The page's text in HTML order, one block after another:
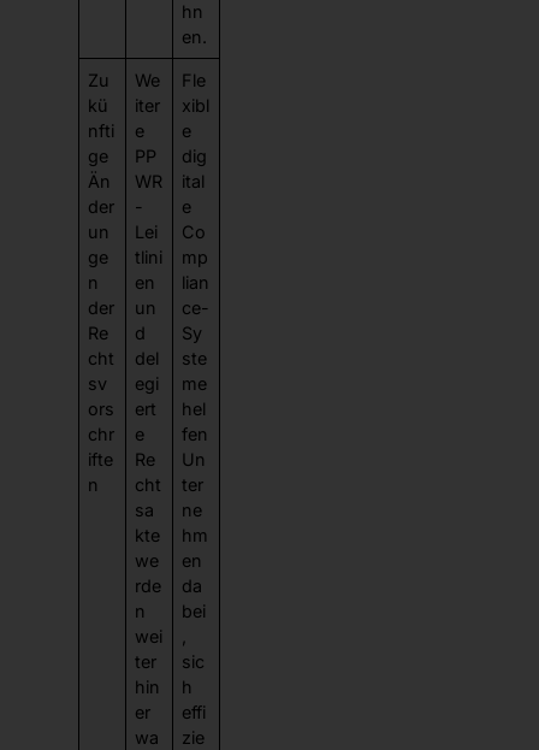
hn
en.
Zu
kü
nfti
ge
Än
der
un
ge
n
der
Re
cht
sv
ors
chr
ifte
n
We
iter
e
PP
WR
-
Lei
tlini
en
un
d
del
egi
ert
e
Re
cht
sa
kte
we
rde
n
wei
ter
hin
er
wa
Fle
xibl
e
dig
ital
e
Co
mp
lian
ce-
Sy
ste
me
hel
fen
Un
ter
ne
hm
en
da
bei
sic
h
effi
zie